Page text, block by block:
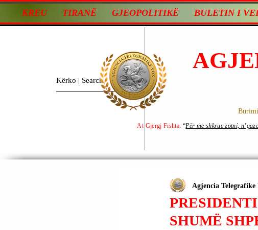
KREU TIRANË GJEOPOLITIKË BULETIN I
At Gjergj Fishta: “Për me shkrue zotni,
SHUMË
Agjencia Telegrafike